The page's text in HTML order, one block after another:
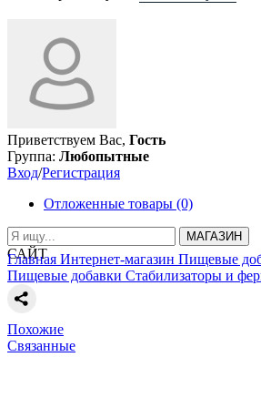
Приветствуем Вас, Гость
Группа: Любопытные
Вход/Регистрация
Отложенные товары (0)
МАГАЗИН
САЙТ
Главная Интернет-магазин Пищевые
Пищевые добавки Стабилизаторы и
Похожие
Связанные